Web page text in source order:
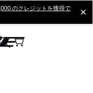
のクレジットを獲得で